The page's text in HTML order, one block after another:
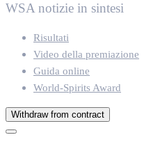
WSA notizie in sintesi
Risultati
Video della premiazione
Guida online
World-Spirits Award
Withdraw from contract